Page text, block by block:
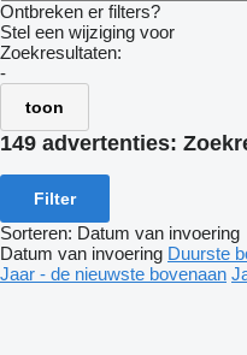
Ontbreken er filters?
Stel een wijziging voor
Zoekresultaten:
-
toon
149 advertenties:
Filter
Sorteren: Datum van invoering
Datum van invoering Duurste
Jaar - de nieuwste bovenaan